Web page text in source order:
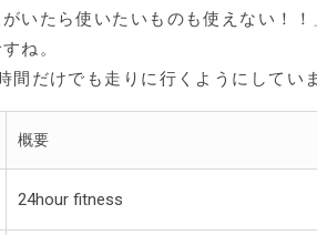
いたら使いたいものも使えない！
ね。
間だけでも走りに行くようにしてい
概要
24hour fitness